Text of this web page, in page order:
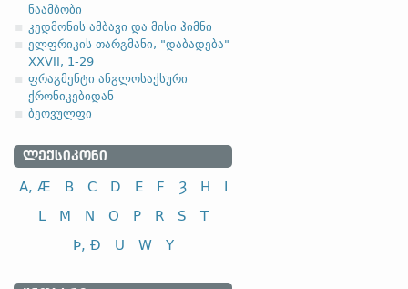
ნაამბობი
კედმონის ამბავი და მისი ჰიმნი
ელფრიკის თარგმანი, "დაბადება"
XXVII, 1-29
ფრაგმენტი ანგლოსაქსური
ქრონიკებიდან
ბეოვულფი
ᲚᲔᲥᲡᲘᲙᲝᲜᲘ
A, Æ B C D E F Ȝ H
I
L
M N O P R S
T
Þ, Ð
U W Y